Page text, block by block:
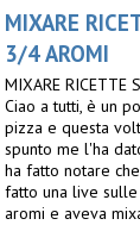
MIXARE
3/4 AROMI
MIXARE RICETTE
Ciao a tutti, è un
pizza e questa
spunto me l'ha
ha fatto notare
fatto una live
aromi e aveva